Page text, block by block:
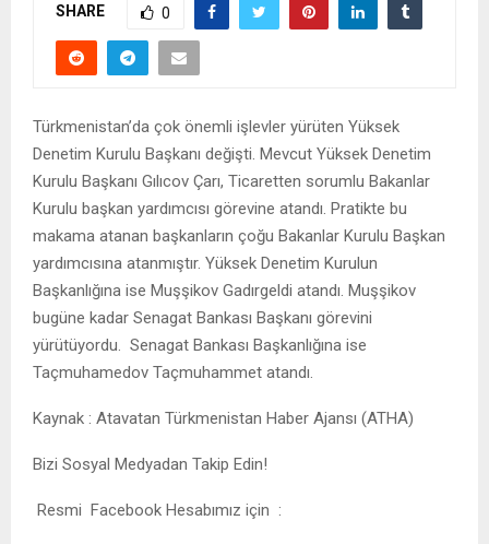
SHARE 0
Türkmenistan’da çok önemli işlevler yürüten Yüksek
Denetim Kurulu Başkanı değişti. Mevcut Yüksek Denetim
Kurulu Başkanı Gılıcov Çarı, Ticaretten sorumlu Bakanlar
Kurulu başkan yardımcısı görevine atandı. Pratikte bu
makama atanan başkanların çoğu Bakanlar Kurulu Başkan
yardımcısına atanmıştır. Yüksek Denetim Kurulun
Başkanlığına ise Muşşikov Gadırgeldi atandı. Muşşikov
bugüne kadar Senagat Bankası Başkanı görevini
yürütüyordu. Senagat Bankası Başkanlığına ise
Taçmuhamedov Taçmuhammet atandı.
Kaynak : Atavatan Türkmenistan Haber Ajansı (ATHA)
Bizi Sosyal Medyadan Takip Edin!
Resmi Facebook Hesabımız için :